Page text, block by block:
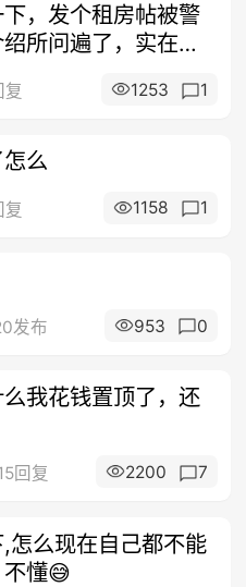
，发个租房帖被警
所问遍了，实在没
1253 1
么
1158 1
发布 953 0
我花钱置顶了，还
回复 2200 7
怎么现在自己都不能
懂😅